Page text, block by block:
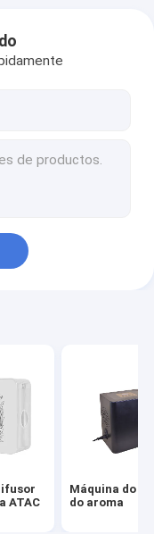
ATAC
ATAC
Máquina do
do aroma